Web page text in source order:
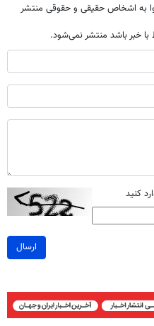
به اشخاص حقیقی و حقوقی منتشر
با خبر باشد منتشر نمی‌شود.
کنید
ارسال